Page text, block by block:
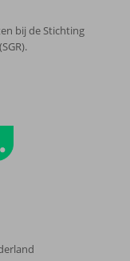
bij de Stichting